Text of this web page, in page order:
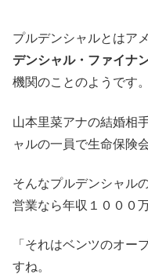
プルデンシャルとはア
デンシャル・ファイナ
機関のことのようです。
山本里菜アナの結婚相
ャルの一員で生命保険
そんなプルデンシャルの
営業なら年収１０００
「それはベンツのオ
すね。